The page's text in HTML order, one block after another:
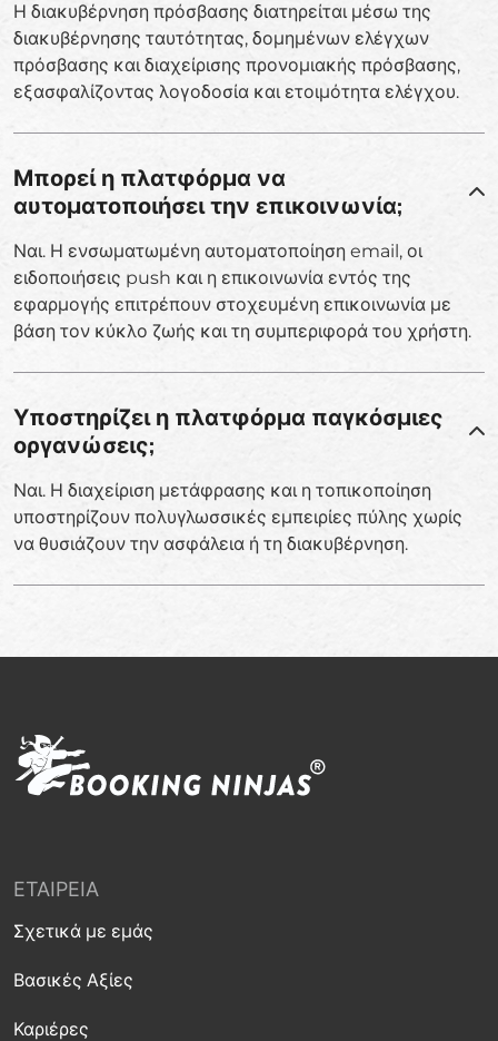
Η διακυβέρνηση πρόσβασης διατηρείται μέσω της
διακυβέρνησης ταυτότητας, δομημένων ελέγχων
πρόσβασης και διαχείρισης προνομιακής πρόσβασης,
εξασφαλίζοντας λογοδοσία και ετοιμότητα ελέγχου.
Μπορεί η πλατφόρμα να
αυτοματοποιήσει την επικοινωνία;
Ναι. Η ενσωματωμένη αυτοματοποίηση email, οι
ειδοποιήσεις push και η επικοινωνία εντός της
εφαρμογής επιτρέπουν στοχευμένη επικοινωνία με
βάση τον κύκλο ζωής και τη συμπεριφορά του χρήστη.
Υποστηρίζει η πλατφόρμα παγκόσμιες
οργανώσεις;
Ναι. Η διαχείριση μετάφρασης και η τοπικοποίηση
υποστηρίζουν πολυγλωσσικές εμπειρίες πύλης χωρίς
να θυσιάζουν την ασφάλεια ή τη διακυβέρνηση.
ΕΤΑΙΡΕΊΑ
Σχετικά με εμάς
Βασικές Αξίες
Καριέρες